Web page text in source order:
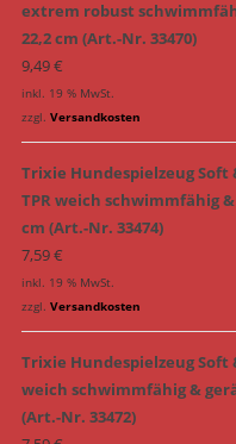
extrem robust
22,2 cm (Art.-Nr. 33470)
9,49€
inkl. 19 % MwSt.
zzgl. Versandkosten
Trixie Hundespielzeug Soft
TPR weich schwimmfähig
cm (Art.-Nr. 33474)
7,59€
inkl. 19 % MwSt.
zzgl. Versandkosten
Trixie Hundespielzeug Soft
weich schwimmfähig &
(Art.-Nr. 33472)